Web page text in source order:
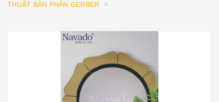
THUẬT BÀN PHẤN GERBER